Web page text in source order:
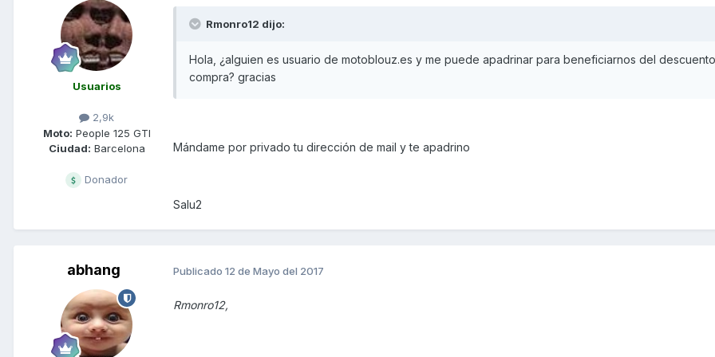
Usuarios
2,9k
Moto: People 125 GTI
Ciudad: Barcelona
Donador
Rmonro12 dijo:
Hola, ¿alguien es usuario de motoblouz.es y me puede apadrinar para beneficiarnos del
compra? gracias
Mándame por privado tu dirección de mail y te apadrino
Salu2
abhang Publicado 12 de Mayo del 2017
Rmonro12,